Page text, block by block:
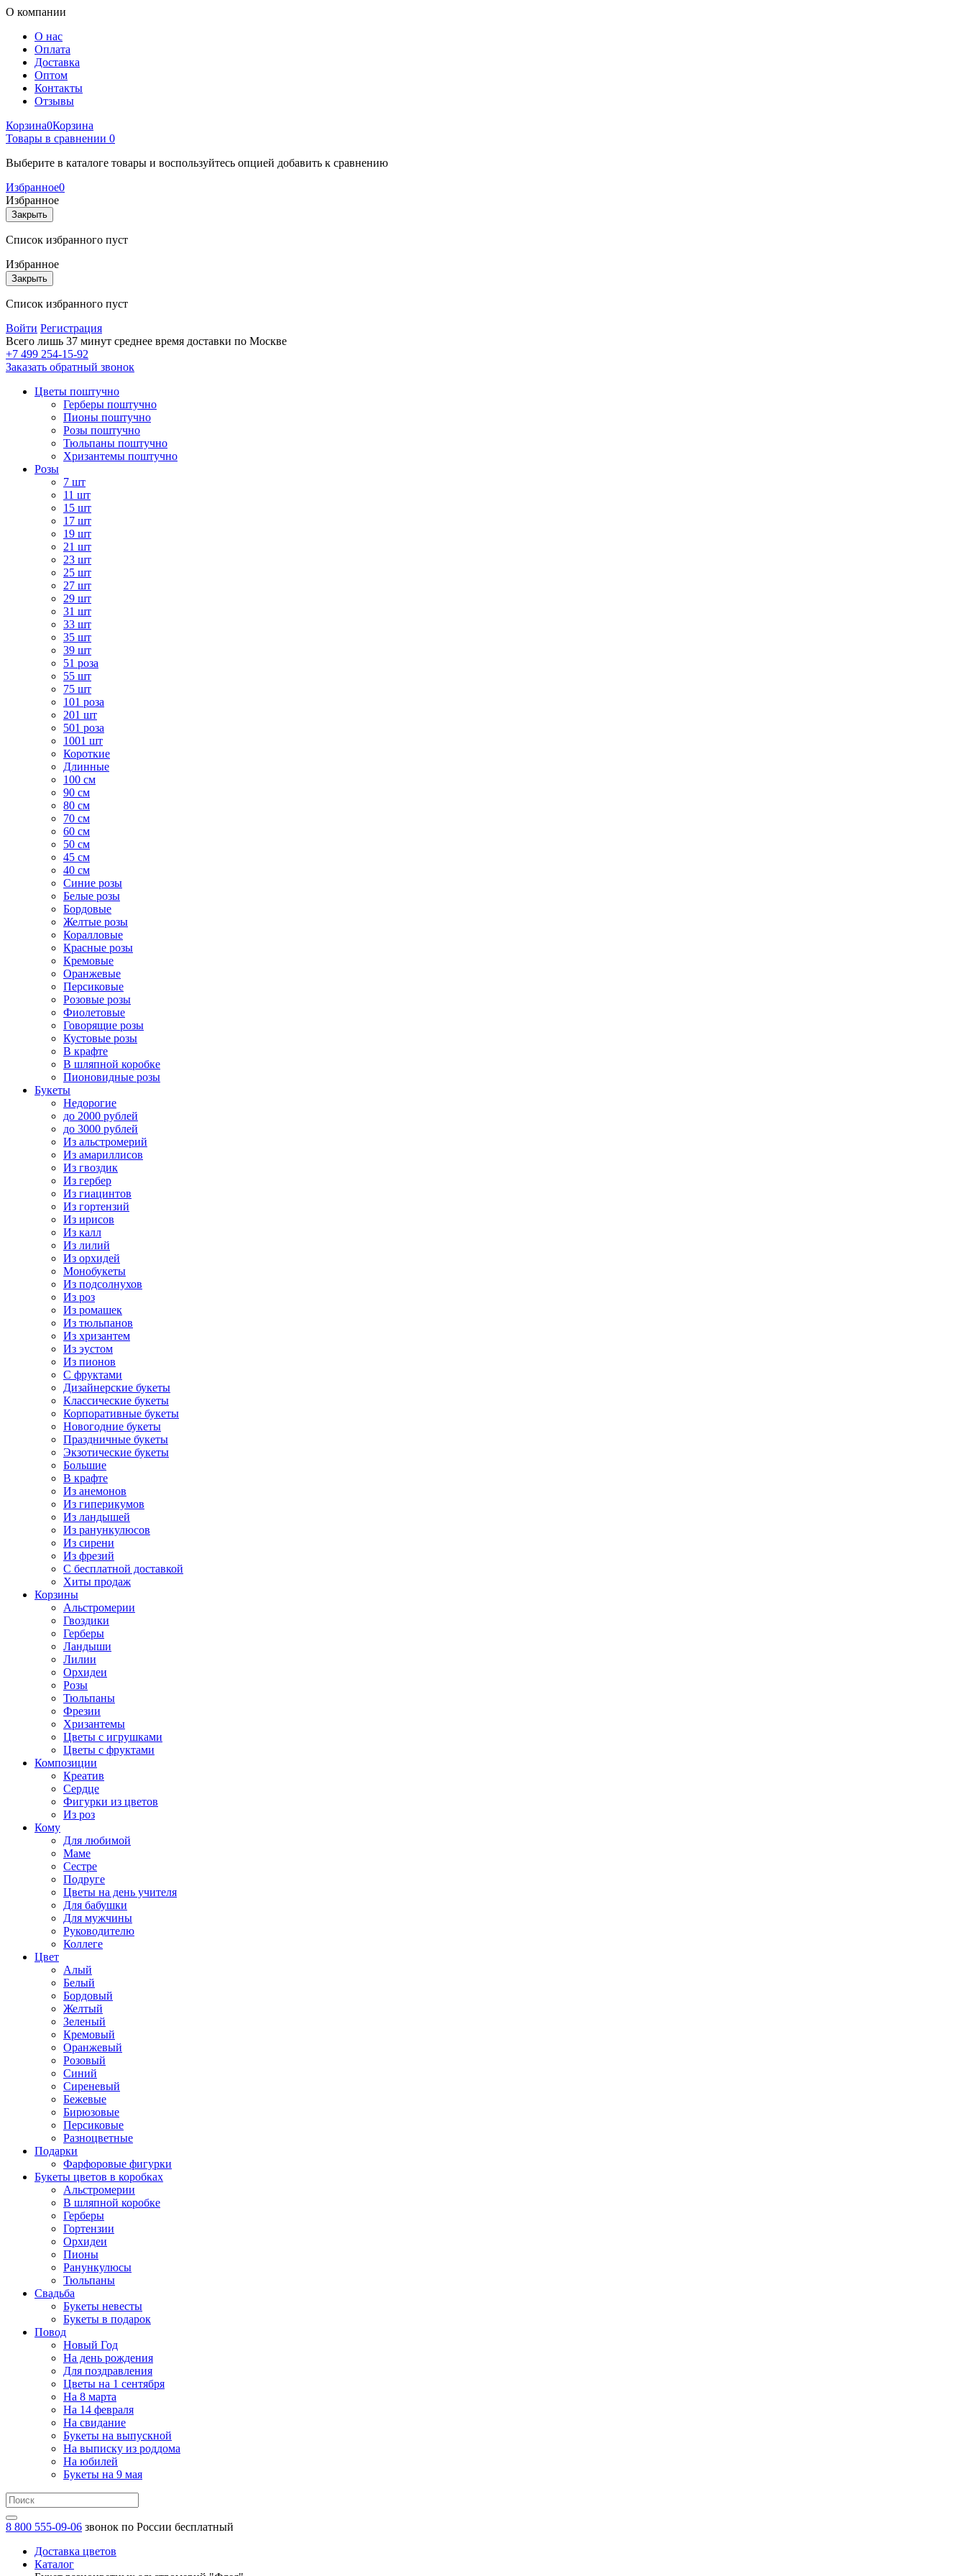
О компании
О нас
Оплата
Доставка
Оптом
Контакты
Отзывы
Корзина0Корзина
Товары в сравнении 0
Выберите в каталоге товары и воспользуйтесь опцией добавить к сравнению
Избранное0
Избранное
Закрыть
Список избранного пуст
Избранное
Закрыть
Список избранного пуст
Войти Регистрация
Всего лишь 37 минут среднее время доставки по Москве
+7 499 254-15-92
Заказать обратный звонок
Цветы поштучно
Герберы поштучно
Пионы поштучно
Розы поштучно
Тюльпаны поштучно
Хризантемы поштучно
Розы
7 шт
11 шт
15 шт
17 шт
19 шт
21 шт
23 шт
25 шт
27 шт
29 шт
31 шт
33 шт
35 шт
39 шт
51 роза
55 шт
75 шт
101 роза
201 шт
501 роза
1001 шт
Короткие
Длинные
100 см
90 см
80 см
70 см
60 см
50 см
45 см
40 см
Cиние розы
Белые розы
Бордовые
Желтые розы
Коралловые
Красные розы
Кремовые
Оранжевые
Персиковые
Розовые розы
Фиолетовые
Говорящие розы
Кустовые розы
В крафте
В шляпной коробке
Пионовидные розы
Букеты
Недорогие
до 2000 рублей
до 3000 рублей
Из альстромерий
Из амариллисов
Из гвоздик
Из гербер
Из гиацинтов
Из гортензий
Из ирисов
Из калл
Из лилий
Из орхидей
Монобукеты
Из подсолнухов
Из роз
Из ромашек
Из тюльпанов
Из хризантем
Из эустом
Из пионов
С фруктами
Дизайнерские букеты
Классические букеты
Корпоративные букеты
Новогодние букеты
Праздничные букеты
Экзотические букеты
Большие
В крафте
Из анемонов
Из гиперикумов
Из ландышей
Из ранункулюсов
Из сирени
Из фрезий
С бесплатной доставкой
Хиты продаж
Корзины
Альстромерии
Гвоздики
Герберы
Ландыши
Лилии
Орхидеи
Розы
Тюльпаны
Фрезии
Хризантемы
Цветы с игрушками
Цветы с фруктами
Композиции
Креатив
Сердце
Фигурки из цветов
Из роз
Кому
Для любимой
Маме
Сестре
Подруге
Цветы на день учителя
Для бабушки
Для мужчины
Руководителю
Коллеге
Цвет
Алый
Белый
Бордовый
Желтый
Зеленый
Кремовый
Оранжевый
Розовый
Синий
Сиреневый
Бежевые
Бирюзовые
Персиковые
Разноцветные
Подарки
Фарфоровые фигурки
Букеты цветов в коробках
Альстромерии
В шляпной коробке
Герберы
Гортензии
Орхидеи
Пионы
Ранункулюсы
Тюльпаны
Свадьба
Букеты невесты
Букеты в подарок
Повод
Новый Год
На день рождения
Для поздравления
Цветы на 1 сентября
На 8 марта
На 14 февраля
На свидание
Букеты на выпускной
На выписку из роддома
На юбилей
Букеты на 9 мая
8 800 555-09-06 звонок по России бесплатный
Доставка цветов
Каталог